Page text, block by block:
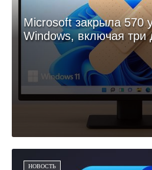
Microsoft закрыла 570
Windows, включая
НОВОСТЬ